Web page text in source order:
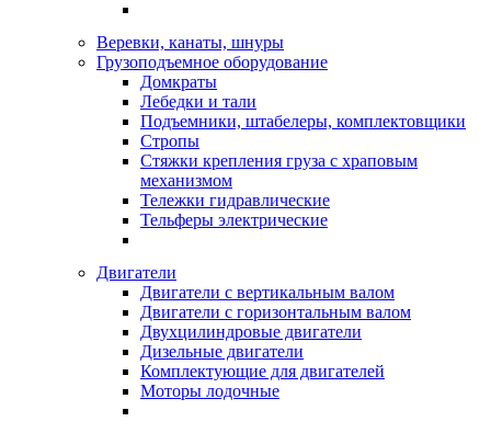
Веревки, канаты, шнуры
Грузоподъемное оборудование
Домкраты
Лебедки и тали
Подъемники, штабелеры, комплектовщики
Стропы
Стяжки крепления груза с храповым
механизмом
Тележки гидравлические
Тельферы электрические
Двигатели
Двигатели с вертикальным валом
Двигатели с горизонтальным валом
Двухцилиндровые двигатели
Дизельные двигатели
Комплектующие для двигателей
Моторы лодочные